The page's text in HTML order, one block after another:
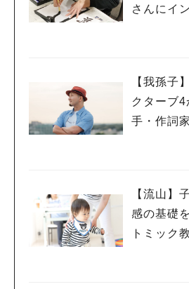
さんにイ
【我孫子
クターブ
手・作詞
【流山】
感の基礎
トミック